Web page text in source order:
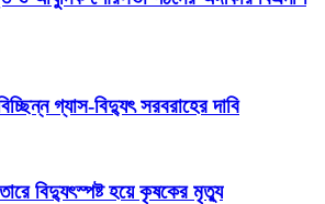
গ্যাস-বিদ্যুৎ সরবরাহের দাবি
বিদ্যুৎস্পষ্ট হয়ে কৃষকের মৃত্যু